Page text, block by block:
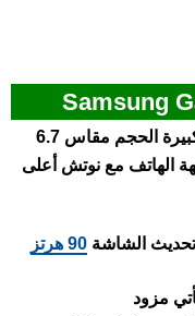
الهاتف يأتي بشاشة كبيرة الحجم مقاس 6.7
الهاتف مع نوتش أعلى
الشاشة 90 هرتز
مزود